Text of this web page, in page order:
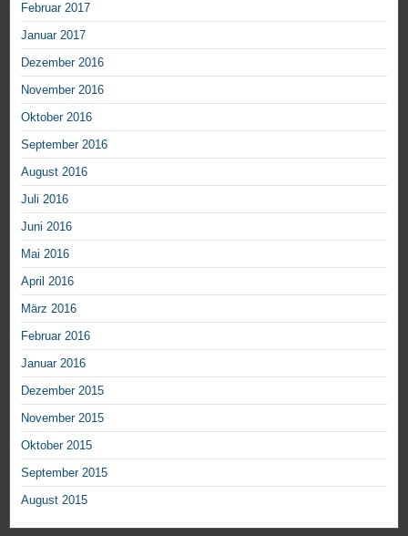
Februar 2017
Januar 2017
Dezember 2016
November 2016
Oktober 2016
September 2016
August 2016
Juli 2016
Juni 2016
Mai 2016
April 2016
März 2016
Februar 2016
Januar 2016
Dezember 2015
November 2015
Oktober 2015
September 2015
August 2015